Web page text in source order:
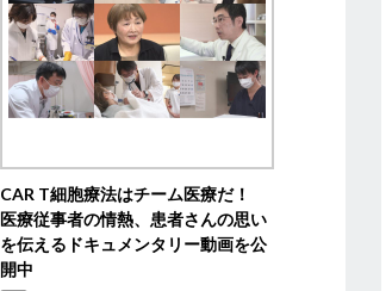
CAR T細胞療法はチーム医療だ！
医療従事者の情熱、患者さんの思い
を伝えるドキュメンタリー動画を公
開中